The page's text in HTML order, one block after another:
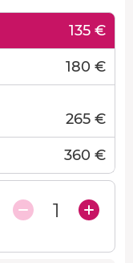
135 €
180 €
265 €
360 €
1